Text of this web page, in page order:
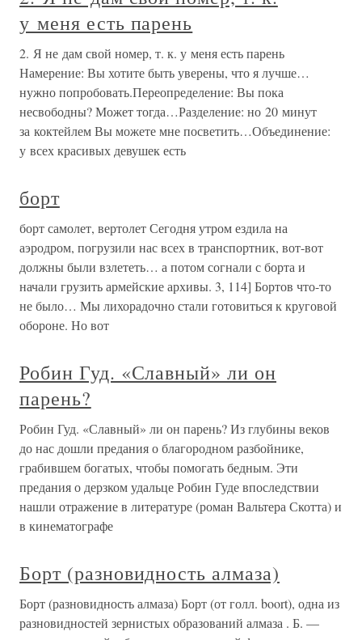
у меня есть парень
2. Я не дам свой номер, т. к. у меня есть парень
Намерение: Вы хотите быть уверены, что я лучше…
нужно попробовать.Переопределение: Вы пока
несвободны? Может тогда…Разделение: но 20 минут
за коктейлем Вы можете мне посветить…Объединение:
у всех красивых девушек есть
борт
борт самолет, вертолет Сегодня утром ездила на
аэродром, погрузили нас всех в транспортник, вот-вот
должны были взлететь… а потом согнали с борта и
начали грузить армейские архивы. 3, 114] Бортов что-то
не было… Мы лихорадочно стали готовиться к круговой
обороне. Но вот
Робин Гуд. «Славный» ли он
парень?
Робин Гуд. «Славный» ли он парень? Из глубины веков
до нас дошли предания о благородном разбойнике,
грабившем богатых, чтобы помогать бедным. Эти
предания о дерзком удальце Робин Гуде впоследствии
нашли отражение в литературе (роман Вальтера Скотта) и
в кинематографе
Борт (разновидность алмаза)
Борт (разновидность алмаза) Борт (от голл. boort), одна из
разновидностей зернистых образований алмаза . Б. —